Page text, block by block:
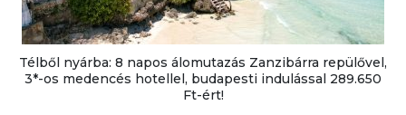
Télből nyárba: 8 napos álomutazás Zanzibárra repülővel,
3*-os medencés hotellel, budapesti indulással 289.650
Ft-ért!